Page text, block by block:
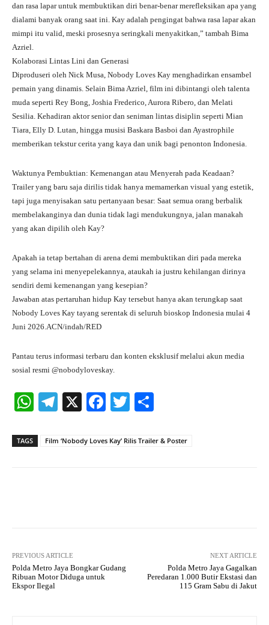
dan rasa lapar untuk membuktikan diri benar-benar merefleksikan apa yang
dialami banyak orang saat ini. Kay adalah pengingat bahwa rasa lapar akan
mimpi itu valid, meski prosesnya seringkali menyakitkan,” tambah Bima
Azriel.
Kolaborasi Lintas Lini dan Generasi
Diproduseri oleh Nick Musa, Nobody Loves Kay menghadirkan ensambel
pemain yang dinamis. Selain Bima Azriel, film ini dibintangi oleh talenta
muda seperti Rey Bong, Joshia Frederico, Aurora Ribero, dan Melati
Sesilia. Kehadiran aktor senior dan seniman lintas disiplin seperti Mian
Tiara, Elly D. Lutan, hingga musisi Baskara Basboi dan Ayastrophile
memberikan tekstur cerita yang kaya dan unik bagi penonton Indonesia.
Waktunya Pembuktian: Kemenangan atau Menyerah pada Keadaan?
Trailer yang baru saja dirilis tidak hanya memamerkan visual yang estetik,
tapi juga menyisakan satu pertanyaan besar: Saat semua orang berbalik
membelakanginya dan dunia tidak lagi mendukungnya, jalan manakah
yang akan dipilih oleh Kay?
Apakah ia tetap bertahan di arena demi membuktikan diri pada mereka
yang selama ini menyepelekannya, ataukah ia justru kehilangan dirinya
sendiri demi kemenangan yang kesepian?
Jawaban atas pertaruhan hidup Kay tersebut hanya akan terungkap saat
Nobody Loves Kay tayang serentak di seluruh bioskop Indonesia mulai 4
Juni 2026.ACN/indah/RED
Pantau terus informasi terbaru dan konten eksklusif melalui akun media
sosial resmi @nobodyloveskay.
W
ts
Te
gr
X
Fa
bo
T
tte re
TAGS Film ‘Nobody Loves Kay’ Rilis Trailer & Poster
PREVIOUS ARTICLE
Polda Metro Jaya Bongkar Gudang
Ribuan Motor Diduga untuk
Ekspor Ilegal
NEXT ARTICLE
Polda Metro Jaya Gagalkan
Peredaran 1.000 Butir Ekstasi dan
115 Gram Sabu di Jakut